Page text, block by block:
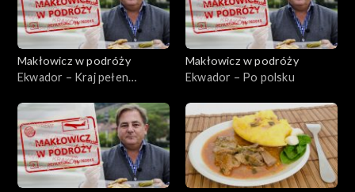
Makłowicz w podróży
Ekwador – Kraj pełen
Makłowicz w podróży
Ekwador – Po polsku